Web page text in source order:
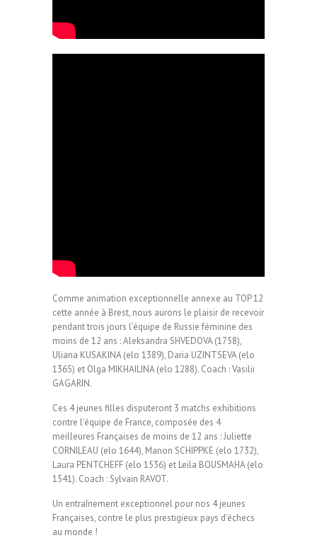
Comme animation exceptionnelle annexe au TOP 12
cette année à Brest, nous aurons le plaisir de recevoir
pendant trois jours l’équipe de Russie féminine des
moins de 12 ans : Aleksandra SHVEDOVA (1758),
Uliana KUSAKINA (elo 1389), Daria UZINTSEVA (elo
1365) et Olga MIKHAILINA (elo 1288). Coach : Vasilii
GAGARIN.
Ces 4 jeunes filles disputeront 3 matchs exhibitions
contre l’équipe de France, composée des 4
meilleures Françaises de moins de 12 ans : Juliette
CORNILEAU (elo 1644), Manon SCHIPPKE (elo 1732),
Laura PENTCHEFF (elo 1536) et Leila BOUSMAHA (elo
1541). Coach : Sylvain RAVOT.
Un entraînement exceptionnel pour nos 4 jeunes
Françaises, contre le plus prestigieux pays d’échecs
au monde !